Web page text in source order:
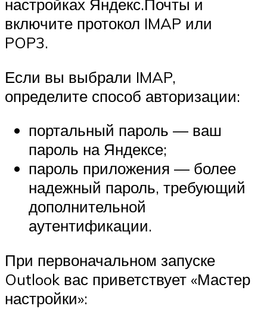
настройках Яндекс.Почты и
включите протокол IMAP или
POP3.
Если вы выбрали IMAP,
определите способ авторизации:
портальный пароль — ваш
пароль на Яндексе;
пароль приложения — более
надежный пароль, требующий
дополнительной
аутентификации.
При первоначальном запуске
Outlook вас приветствует «Мастер
настройки»: